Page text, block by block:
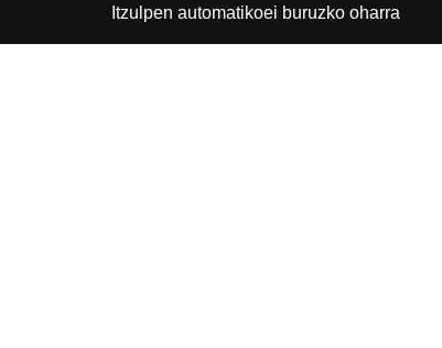
Itzulpen automatikoei buruzko oharra